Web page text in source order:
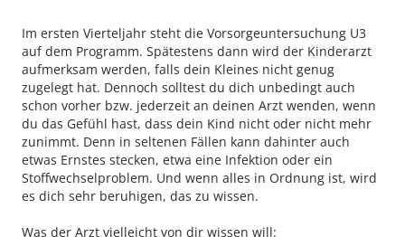
Im ersten Vierteljahr steht die Vorsorgeuntersuchung U3
auf dem Programm. Spätestens dann wird der Kinderarzt
aufmerksam werden, falls dein Kleines nicht genug
zugelegt hat. Dennoch solltest du dich unbedingt auch
schon vorher bzw. jederzeit an deinen Arzt wenden, wenn
du das Gefühl hast, dass dein Kind nicht oder nicht mehr
zunimmt. Denn in seltenen Fällen kann dahinter auch
etwas Ernstes stecken, etwa eine Infektion oder ein
Stoffwechselproblem. Und wenn alles in Ordnung ist, wird
es dich sehr beruhigen, das zu wissen.
Was der Arzt vielleicht von dir wissen will: